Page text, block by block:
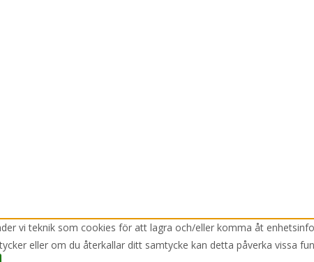
vi teknik som cookies för att lagra och/eller komma åt
eller om du återkallar ditt samtycke kan detta påverka vissa